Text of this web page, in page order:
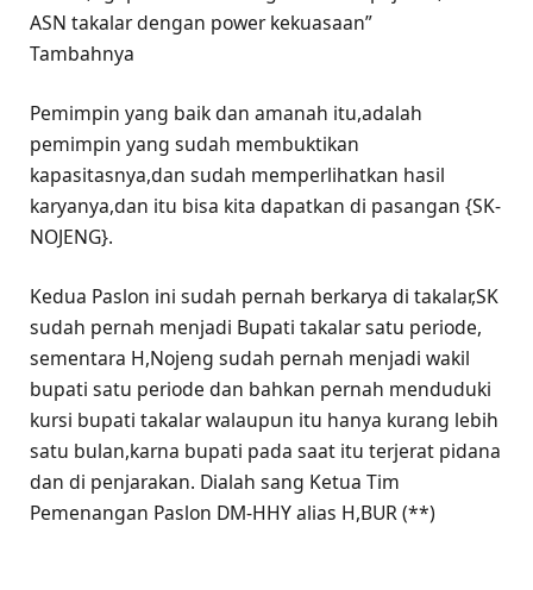
ASN takalar dengan power kekuasaan”
Tambahnya
Pemimpin yang baik dan amanah itu,adalah
pemimpin yang sudah membuktikan
kapasitasnya,dan sudah memperlihatkan hasil
karyanya,dan itu bisa kita dapatkan di pasangan {SK-
NOJENG}.
Kedua Paslon ini sudah pernah berkarya di takalar,SK
sudah pernah menjadi Bupati takalar satu periode,
sementara H,Nojeng sudah pernah menjadi wakil
bupati satu periode dan bahkan pernah menduduki
kursi bupati takalar walaupun itu hanya kurang lebih
satu bulan,karna bupati pada saat itu terjerat pidana
dan di penjarakan. Dialah sang Ketua Tim
Pemenangan Paslon DM-HHY alias H,BUR (**)